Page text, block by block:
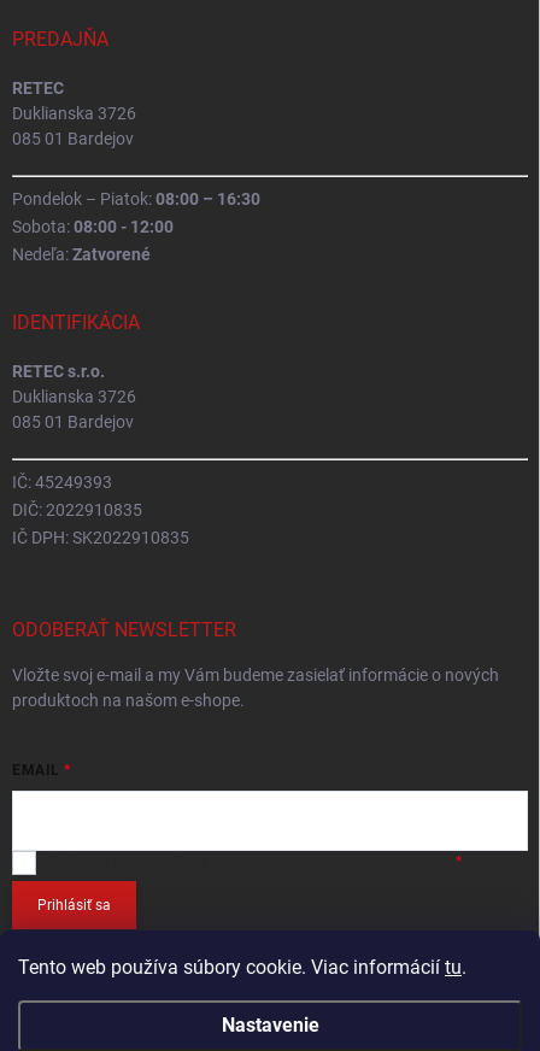
Tento web používa súbory cookie. Viac informácií tu.
Nastavenie
PREDAJŇA
RETEC
Duklianska 3726
085 01 Bardejov
Pondelok – Piatok:08:00 – 16:30
Sobota:08:00 - 12:00
Nedeľa:Zatvorené
IDENTIFIKÁCIA
RETEC s.r.o.
Duklianska 3726
085 01 Bardejov
IČ: 45249393
DIČ: 2022910835
IČ DPH: SK2022910835
ODOBERAŤ NEWSLETTER
Vložte svoj e-mail a my Vám budeme zasielať informácie o nových
produktoch na našom e-shope.
EMAIL
Prihlásiť sa